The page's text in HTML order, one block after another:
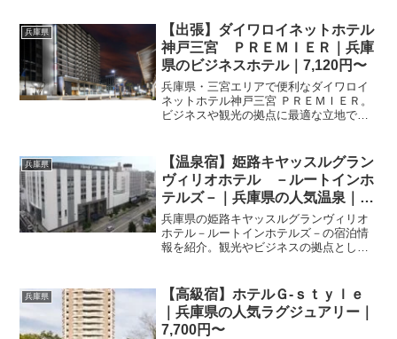
兵庫県
【出張】ダイワロイネットホテル
神戸三宮 ＰＲＥＭＩＥＲ｜兵庫
県のビジネスホテル｜7,120円〜
兵庫県・三宮エリアで便利なダイワロイ
ネットホテル神戸三宮 ＰＲＥＭＩＥＲ。
ビジネスや観光の拠点に最適な立地で
在を予約しましょう。
兵庫県
【温泉宿】姫路キヤッスルグラン
ヴィリオホテル －ルートインホ
テルズ－｜兵庫県の人気温泉｜
4,270円〜
兵庫県の姫路キヤッスルグランヴィリオ
ホテル－ルートインホテルズ－の宿泊情
報を紹介。観光やビジネスの拠点として
計画しましょう。
兵庫県
【高級宿】ホテルＧ‐ｓｔｙｌｅ
｜兵庫県の人気ラグジュアリー｜
7,700円〜